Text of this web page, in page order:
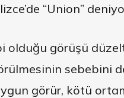
“Union”
olduğu görüşü
sebebini
görür, kötü